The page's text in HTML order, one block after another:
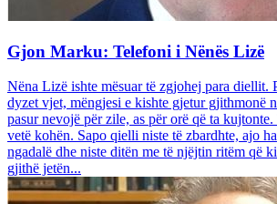
Gjon Marku: Telefoni i Nënës Lizë
Nëna Lizë ishte mësuar të zgjohej para diellit.
dyzet vjet, mëngjesi e kishte gjetur gjithmonë
pasur nevojë për zile, as për orë që ta
vetë kohën. Sapo qielli niste të zbardhte, ajo
ngadalë dhe niste ditën me të njëjtin ritëm që
gjithë jetën...